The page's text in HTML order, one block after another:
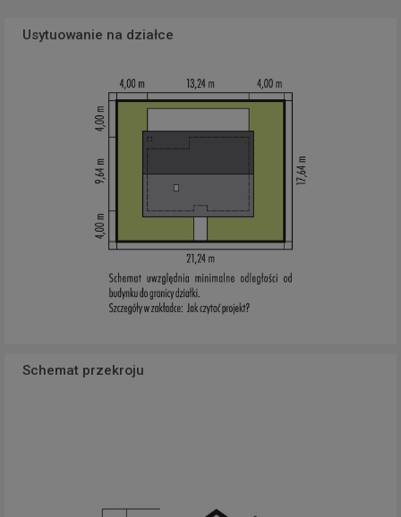
Usytuowanie na działce
Schemat przekroju